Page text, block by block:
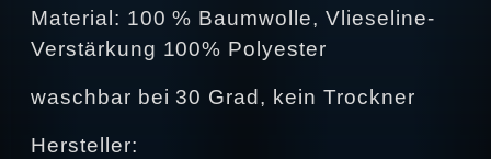
Material: 100 % Baumwolle, Vlieseline-
Verstärkung 100% Polyester
waschbar bei 30 Grad, kein Trockner
Hersteller: